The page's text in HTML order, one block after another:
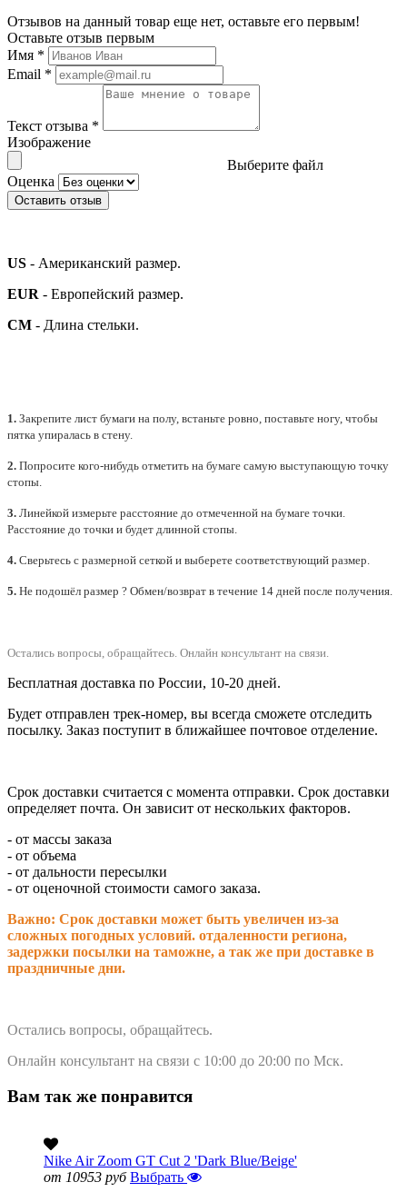
Отзывов на данный товар еще нет, оставьте его первым!
Оставьте отзыв первым
Имя *
Email *
Текст отзыва *
Изображение
Выберите файл
Оценка
Оставить отзыв
US - Американский размер.
EUR - Европейский размер.
СМ - Длина стельки.
1. Закрепите лист бумаги на полу, встаньте ровно, поставьте ногу, чтобы
пятка упиралась в стену.
2. Попросите кого-нибудь отметить на бумаге самую выступающую точку
стопы.
3. Линейкой измерьте расстояние до отмеченной на бумаге точки.
Расстояние до точки и будет длинной стопы.
4. Сверьтесь с размерной сеткой и выберете соответствующий размер.
5. Не подошёл размер ? Обмен/возврат в течение 14 дней после получения.
Остались вопросы, обращайтесь. Онлайн консультант на связи.
Бесплатная доставка по России, 10-20 дней.
Будет отправлен трек-номер, вы всегда сможете отследить
посылку. Заказ поступит в ближайшее почтовое отделение.
Срок доставки считается с момента отправки. Срок доставки
определяет почта. Он зависит от нескольких факторов.
- от массы заказа
- от объема
- от дальности пересылки
- от оценочной стоимости самого заказа.
Важно: Срок доставки может быть увеличен из-за
сложных погодных условий. отдаленности региона,
задержки посылки на таможне, а так же при доставке в
праздничные дни.
Остались вопросы, обращайтесь.
Онлайн консультант на связи с 10:00 до 20:00 по Мск.
Вам так же понравится
Nike Air Zoom GT Cut 2 'Dark Blue/Beige'
от 10953 руб Выбрать